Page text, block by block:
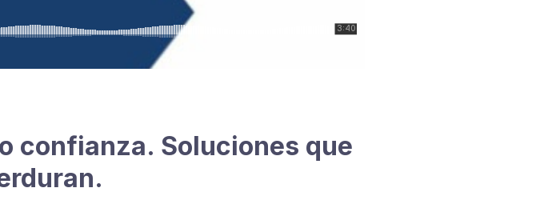
confianza. Soluciones que